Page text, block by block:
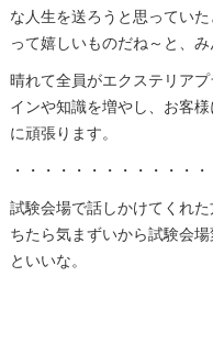
な人生を送ろうと思ってい
って嬉しいものだね～と、み
晴れて全員がエクステリア
インや知識を増やし、お客
に頑張ります。
・・・・・・・・・・・・
試験会場で話しかけてくれ
ちたら気まずいから試験会
といいな。